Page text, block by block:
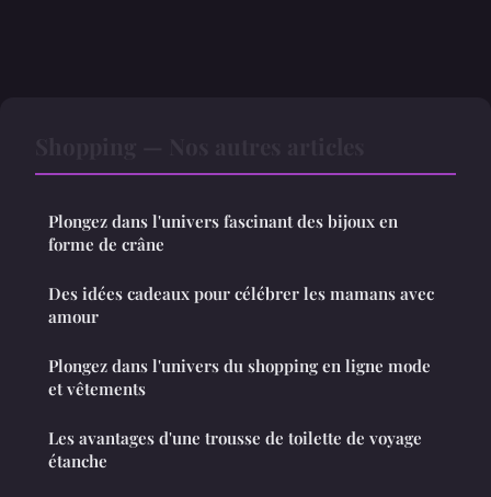
Plongez dans l'univers fascinant des bijoux en
forme de crâne
Des idées cadeaux pour célébrer les mamans avec
amour
Plongez dans l'univers du shopping en ligne mode
et vêtements
Les avantages d'une trousse de toilette de voyage
étanche